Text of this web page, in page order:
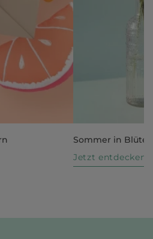
Sommer in Blüte
Jetzt entdecken